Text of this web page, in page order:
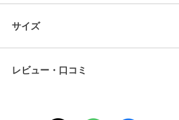
ショップ
サイズ
レビュー・口コミ